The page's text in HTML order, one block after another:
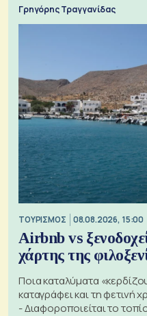
Γρηγόρης Τραγγανίδας
ΤΟΥΡΙΣΜΟΣ 08.08.2026, 15:00
Airbnb vs
χάρτης της
Ποια καταλύματα
καταγράφει και τη φετινή
- Διαφοροποιείται το